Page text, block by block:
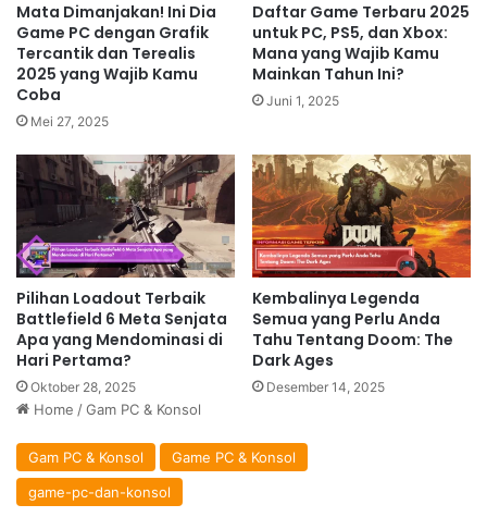
Mata Dimanjakan! Ini Dia
Game PC dengan Grafik
Tercantik dan Terealis
2025 yang Wajib Kamu
Coba
Mei 27, 2025
Daftar Game Terbaru 2025
untuk PC, PS5, dan Xbox:
Mana yang Wajib Kamu
Mainkan Tahun Ini?
Juni 1, 2025
Pilihan Loadout Terbaik
Battlefield 6 Meta Senjata
Apa yang Mendominasi di
Hari Pertama?
Oktober 28, 2025
Kembalinya Legenda
Semua yang Perlu Anda
Tahu Tentang Doom: The
Dark Ages
Desember 14, 2025
Home /Gam PC & Konsol
Gam PC & Konsol
Game PC & Konsol
game-pc-dan-konsol